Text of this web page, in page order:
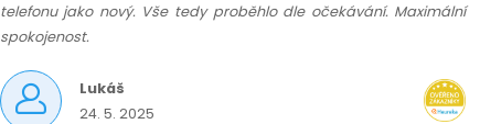
telefonu jako nový. Vše tedy proběhlo dle očekávání. Maximální
spokojenost.
Lukáš
24. 5. 2025